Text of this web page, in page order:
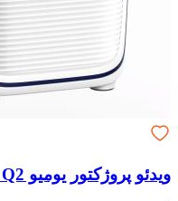
ویدئو پروژکتور یومیو Umiio Q2